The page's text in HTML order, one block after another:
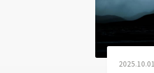
2025.10.01